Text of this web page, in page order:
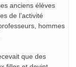
anciens élèves
de l’activité
hommes
que des